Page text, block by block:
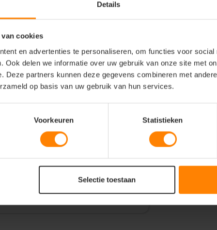
Details
van cookies
en advertenties te personaliseren, om functies voor social
Ook delen we informatie over uw gebruik van onze site met
Deze partners kunnen deze gegevens combineren met
op basis van uw gebruik van hun services.
Voorkeuren Statistieken
Selectie toestaan
rits heren
vooraan en aan de steekzakken.
de boord onderaan en aan de
geweven maatlabel. aan de
voorzien voor het innaaien van een
indien gewenst vervangen worden
oeko-tex 100 gecertificeerd.